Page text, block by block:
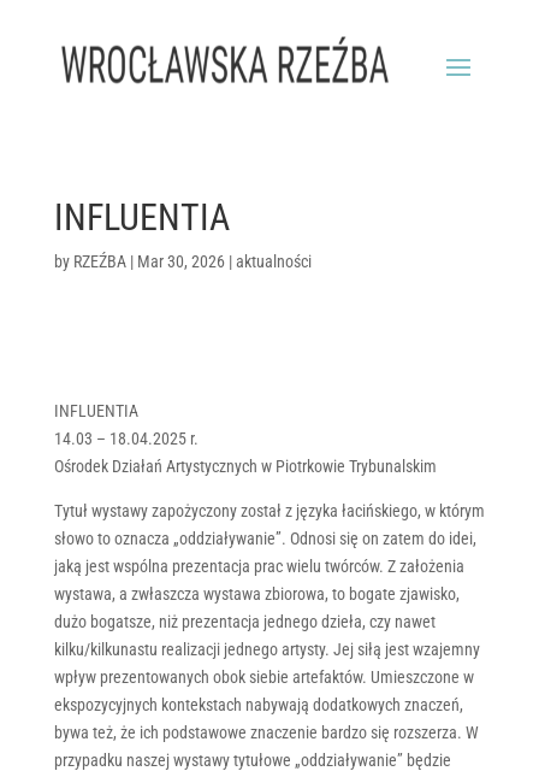
INFLUENTIA
by RZEŹBA| Mar 30, 2026|aktualności
INFLUENTIA
14.03 – 18.04.2025 r.
Ośrodek Działań Artystycznych w Piotrkowie Trybunalskim
Tytuł wystawy zapożyczony został z języka łacińskiego, w którym
słowo to oznacza „oddziaływanie”. Odnosi się on zatem do idei,
jaką jest wspólna prezentacja prac wielu twórców. Z założenia
wystawa, a zwłaszcza wystawa zbiorowa, to bogate zjawisko,
dużo bogatsze, niż prezentacja jednego dzieła, czy nawet
kilku/kilkunastu realizacji jednego artysty. Jej siłą jest wzajemny
wpływ prezentowanych obok siebie artefaktów. Umieszczone w
ekspozycyjnych kontekstach nabywają dodatkowych znaczeń,
bywa też, że ich podstawowe znaczenie bardzo się rozszerza. W
przypadku naszej wystawy tytułowe „oddziaływanie” będzie